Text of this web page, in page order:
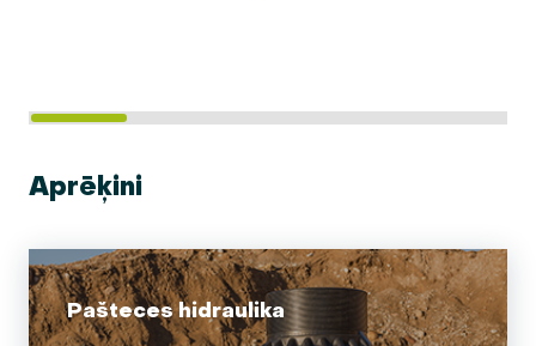
Aprēķini
Pašteces hidraulika